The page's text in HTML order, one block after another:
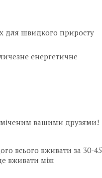
для швидкого приросту
енергетичне
вашими друзями!
всього вживати за 30-45
вживати між